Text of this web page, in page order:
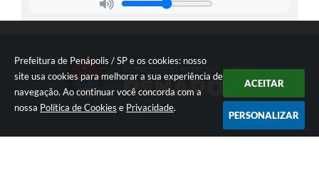
Prefeitura de Penápolis / SP e os cookies: nosso
site usa cookies para melhorar a sua experiência de
navegação. Ao continuar você concorda com a
nossa Política de Cookies e Privacidade.
ACEITAR
PERSONALIZAR